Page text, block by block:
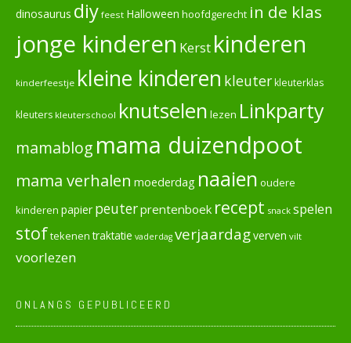
dinosaurus diy feest Halloween hoofdgerecht in de klas
jonge kinderen Kerst kinderen
kinderfeestje kleine kinderen kleuterkleuterklas
kleuters kleuterschool knutselen lezen Linkparty
mamablog mama duizendpoot
mama verhalen moederdag naaien oudere
kinderen papier peuterprentenboek recept snack spelen
stoftekenen traktatie vaderdag verjaardagverven vilt
voorlezen
ONLANGS GEPUBLICEERD